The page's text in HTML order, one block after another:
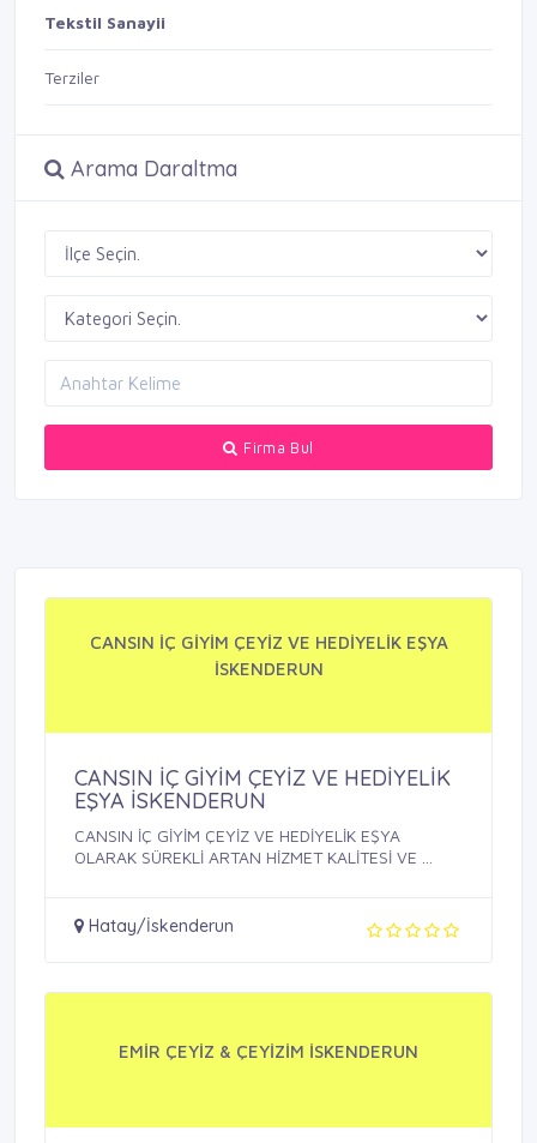
Tekstil Sanayii
Terziler
Arama Daraltma
Firma Bul
CANSIN İÇ GİYİM ÇEYİZ VE HEDİYELİK EŞYA
İSKENDERUN
CANSIN İÇ GİYİM ÇEYİZ VE HEDİYELİK
EŞYA İSKENDERUN
CANSIN İÇ GİYİM ÇEYİZ VE HEDİYELİK EŞYA
OLARAK SÜREKLİ ARTAN HİZMET KALİTESİ VE ...
Hatay/İskenderun
EMİR ÇEYİZ & ÇEYİZİM İSKENDERUN